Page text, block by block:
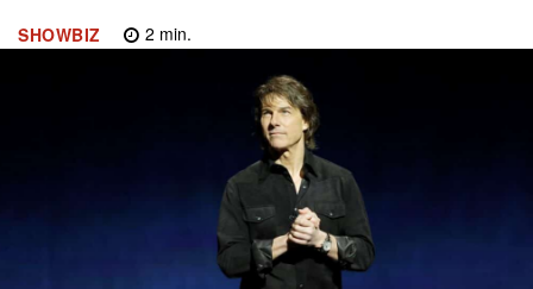
SHOWBIZ 2 min.